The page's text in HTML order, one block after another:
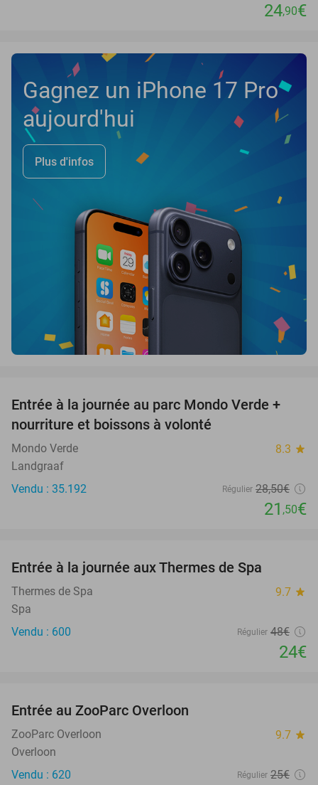
24,90€
Gagnez un iPhone 17 Pro
aujourd'hui
Plus d'infos
25%
Entrée à la journée au parc Mondo Verde +
nourriture et boissons à volonté
Mondo Verde 8.3 star
Landgraaf
Vendu : 35.192
Régulier 28,50€
21 ,50€
Entrée à la journée aux Thermes de Spa
Thermes de Spa 9.7 star
Spa
Vendu : 600
Régulier 48€
24€
TODAY
Entrée au ZooParc Overloon
ZooParc Overloon 9.7 star
Overloon
Vendu : 620
Régulier 25€